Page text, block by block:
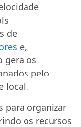
de
e,
gera os
pelo
local.
para organizar
os recursos